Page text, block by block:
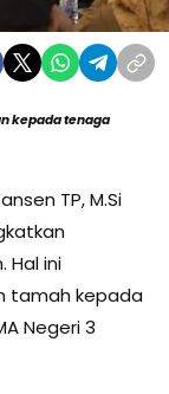
kepada tenaga
TP, M.Si
Hal ini
tamah kepada
Negeri 3